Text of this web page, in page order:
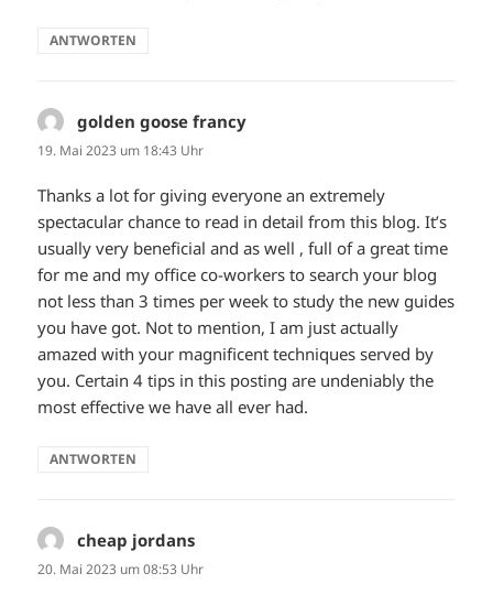
ANTWORTEN
golden goose francy
19. Mai 2023 um 18:43 Uhr
Thanks a lot for giving everyone an extremely
spectacular chance to read in detail from this blog. It’s
usually very beneficial and as well , full of a great time
for me and my office co-workers to search your blog
not less than 3 times per week to study the new guides
you have got. Not to mention, I am just actually
amazed with your magnificent techniques served by
you. Certain 4 tips in this posting are undeniably the
most effective we have all ever had.
ANTWORTEN
cheap jordans
20. Mai 2023 um 08:53 Uhr